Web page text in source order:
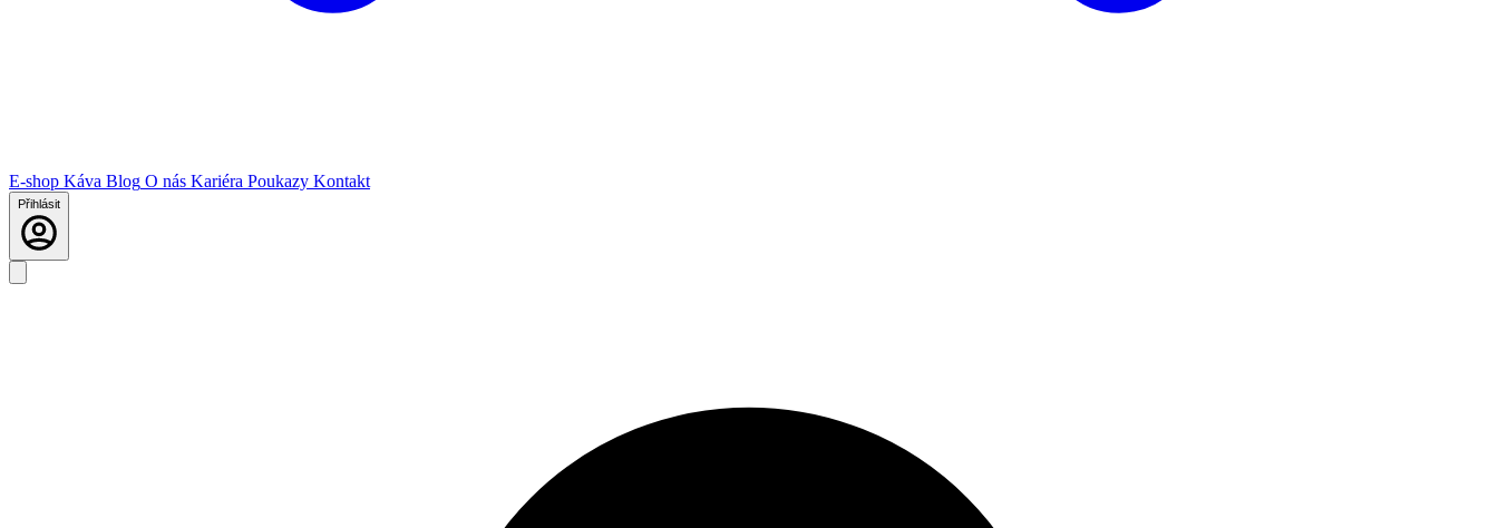
E-shop Káva Blog O nás Kariéra Poukazy Kontakt
Přihlásit